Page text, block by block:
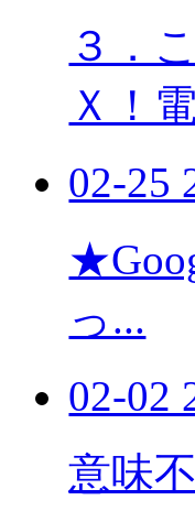
３．
Ｘ！
02-25
っ...
02-02
意味